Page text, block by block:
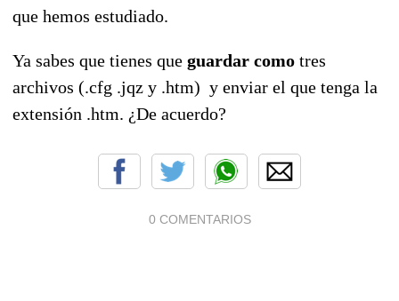
que hemos estudiado.
Ya sabes que tienes que guardar como tres
archivos (.cfg .jqz y .htm) y enviar el que tenga la
extensión .htm. ¿De acuerdo?
0 COMENTARIOS